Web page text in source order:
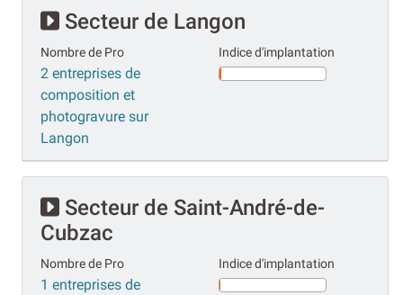
Secteur de Langon
Nombre de Pro
2 entreprises de
composition et
photogravure sur
Langon
Indice d'implantation
Secteur de Saint-André-de-
Cubzac
Nombre de Pro
1 entreprises de
Indice d'implantation